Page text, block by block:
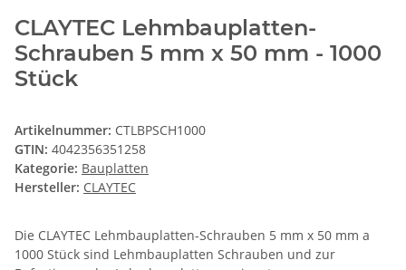
CLAYTEC Lehmbauplatten-
Schrauben 5 mm x 50 mm - 1000
Stück
Artikelnummer: CTLBPSCH1000
GTIN: 4042356351258
Kategorie: Bauplatten
Hersteller: CLAYTEC
Die CLAYTEC Lehmbauplatten-Schrauben 5 mm x 50 mm a
1000 Stück sind Lehmbauplatten Schrauben und zur